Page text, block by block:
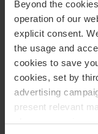
Beyond the
operation of our
explicit consent.
the usage and
cookies to save
cookies, set by
advertising
present relevant
also use service
Patrik Nilsson är revisor
– Det blev som ett
byrån och något
partners ska bidra
det rent